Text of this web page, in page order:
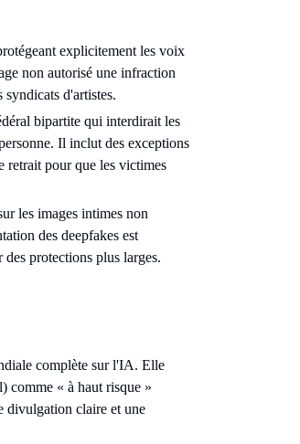
explicitement les voix
non autorisé une infraction
syndicats d'artistes.
bipartite qui interdirait les
Il inclut des exceptions
retrait pour que les victimes
les images intimes non
des deepfakes est
protections plus larges.
complète sur l'IA. Elle
comme « à haut risque »
divulgation claire et une